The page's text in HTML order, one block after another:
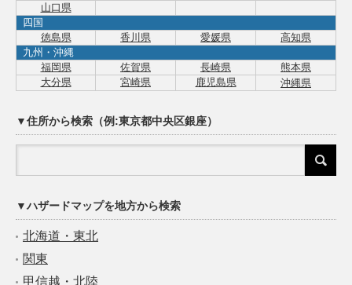
山口県
四国
徳島県
香川県 愛媛県
高知県
九州・沖縄
福岡県
佐賀県 長崎県
熊本県
大分県
宮崎県 鹿児島県 沖縄県
▼住所から検索（例:東京都中央区銀座）
▼ハザードマップを地方から検索
北海道・東北
関東
甲信越・北陸